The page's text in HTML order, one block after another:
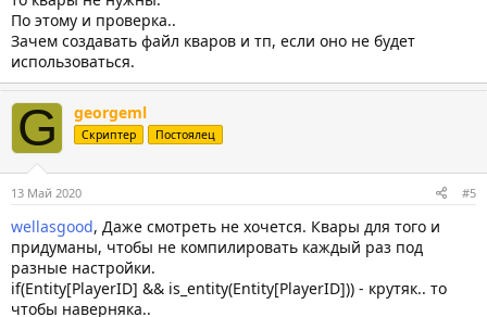
#endif
#endif
А если MASK_ALL_MODE выключить, то и квары с конфигом не надо
По этому и проверка..
Зачем создавать файл кваров и тп, если оно не будет
использоваться.
G georgeml
Скриптер Постоялец
13 Май 2020 #5
wellasgood, Даже смотреть не хочется. Квары для того и
придуманы, чтобы не компилировать каждый раз под
разные настройки.
if(Entity[PlayerID] && is_entity(Entity[PlayerID])) - крутяк.. то
чтобы наверняка..